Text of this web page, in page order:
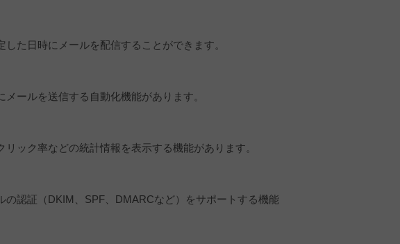
た日時にメールを配信することができます。
ールを送信する自動化機能があります。
ック率などの統計情報を表示する機能があります。
の認証（DKIM、SPF、DMARCなど）をサポートする機能